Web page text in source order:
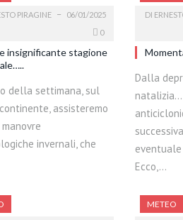
PIRAGINE
06/01/2025
0
insignificante stagione
della settimana, sul
assisteremo
invernali, che
DI
Dalla
eventuale
Ecco,…
METEO